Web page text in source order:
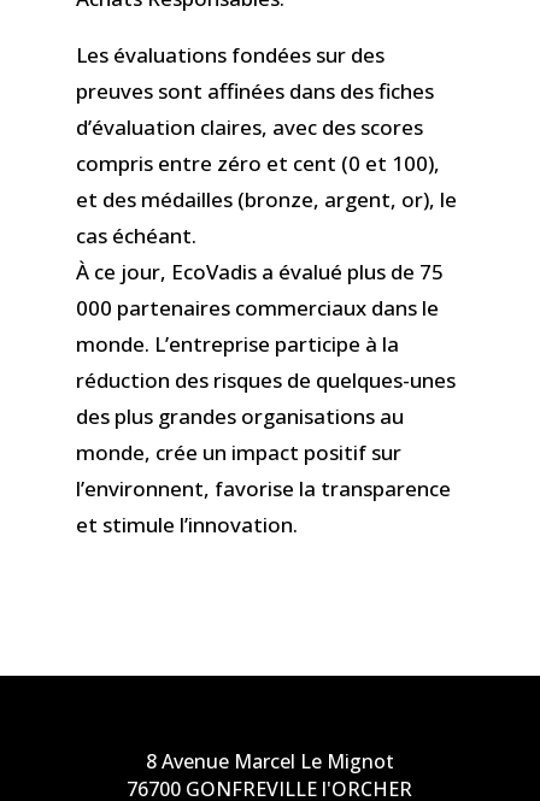
Les évaluations fondées sur des
preuves sont affinées dans des fiches
d’évaluation claires, avec des scores
compris entre zéro et cent (0 et 100),
et des médailles (bronze, argent, or), le
cas échéant.
À ce jour, EcoVadis a évalué plus de 75
000 partenaires commerciaux dans le
monde. L’entreprise participe à la
réduction des risques de quelques-unes
des plus grandes organisations au
monde, crée un impact positif sur
l’environnent, favorise la transparence
et stimule l’innovation.
8 Avenue Marcel Le Mignot
76700 GONFREVILLE l'ORCHER